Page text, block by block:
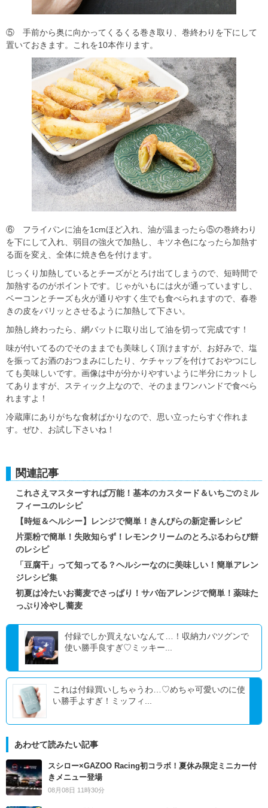
⑤ 手前から奥に向かってくるくる巻き取り、巻終わりを下にして
置いておきます。これを10本作ります。
⑥ フライパンに油を1cmほど入れ、油が温まったら⑤の巻終わり
を下にして入れ、弱目の強火で加熱し、キツネ色になったら加熱す
る面を変え、全体に焼き色を付けます。
じっくり加熱しているとチーズがとろけ出てしまうので、短時間で
加熱するのがポイントです。じゃがいもには火が通っていますし、
ベーコンとチーズも火が通りやすく生でも食べられますので、春巻
きの皮をパリッとさせるように加熱して下さい。
加熱し終わったら、網バットに取り出して油を切って完成です！
味が付いてるのでそのままでも美味しく頂けますが、お好みで、塩
を振ってお酒のおつまみにしたり、ケチャップを付けておやつにし
ても美味しいです。画像は中が分かりやすいように半分にカットし
てありますが、スティック上なので、そのままワンハンドで食べら
れますよ！
冷蔵庫にありがちな食材ばかりなので、思い立ったらすぐ作れま
す。ぜひ、お試し下さいね！
関連記事
これさえマスターすれば万能！基本のカスタード＆いちごのミル
フィーユのレシピ
【時短＆ヘルシー】レンジで簡単！きんぴらの新定番レシピ
片栗粉で簡単！失敗知らず！レモンクリームのとろぷるわらび餅
のレシピ
「豆腐干」って知ってる？ヘルシーなのに美味しい！簡単アレン
ジレシピ集
初夏は冷たいお蕎麦でさっぱり！サバ缶アレンジで簡単！薬味た
っぷり冷やし蕎麦
付録でしか買えないなんて…！収納力バツグンで
使い勝手良すぎ♡ミッキー...
これは付録買いしちゃうわ…♡めちゃ可愛いのに使
い勝手よすぎ！ミッフィ...
あわせて読みたい記事
スシロー×GAZOO Racing初コラボ！夏休み限定ミニカー付
きメニュー登場
08月08日 11時30分